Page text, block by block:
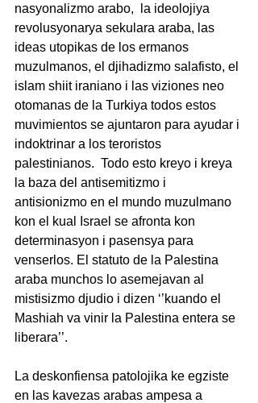
nasyonalizmo arabo,  la ideolojiya
revolusyonarya sekulara araba, las
ideas utopikas de los ermanos
muzulmanos, el djihadizmo salafisto, el
islam shiit iraniano i las viziones neo
otomanas de la Turkiya todos estos
muvimientos se ajuntaron para ayudar i
indoktrinar a los teroristos
palestinianos.  Todo esto kreyo i kreya
la baza del antisemitizmo i
antisionizmo en el mundo muzulmano
kon el kual Israel se afronta kon
determinasyon i pasensya para
venserlos. El statuto de la Palestina
araba munchos lo asemejavan al
mistisizmo djudio i dizen ‘’kuando el
Mashiah va vinir la Palestina entera se
liberara’’.
La deskonfiensa patolojika ke egziste
en las kavezas arabas ampesa a